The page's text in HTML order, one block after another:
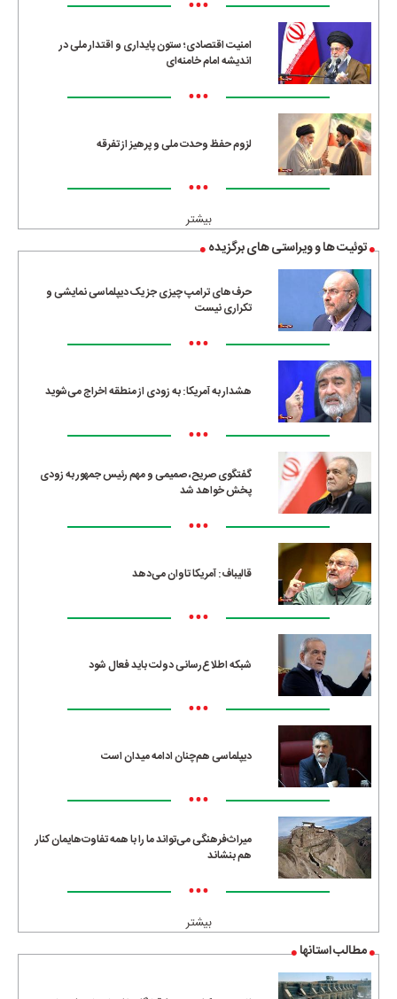
•••
امنیت اقتصادی؛ ستون پایداری و اقتدار ملی در
اندیشه امام خامنه‌ای
•••
لزوم حفظ وحدت ملی و پرهیز از تفرقه
•••
بیشتر
توئیت ها و ویراستی های برگزیده
حرف‌های ترامپ چیزی جز یک دیپلماسی نمایشی و
تکراری نیست
•••
هشدار به آمریکا: به زودی از منطقه اخراج می‌شوید
•••
گفتگوی صریح، صمیمی و مهم رئیس جمهور به زودی
پخش خواهد شد
•••
قالیباف: آمریکا تاوان می‌دهد
•••
شبکه اطلاع‌رسانی دولت باید فعال شود
•••
دیپلماسی هم‌چنان ادامه میدان است
•••
میراث‌فرهنگی می‌تواند ما را با همه تفاوت‌هایمان کنار
هم بنشاند
•••
بیشتر
مطالب استانها